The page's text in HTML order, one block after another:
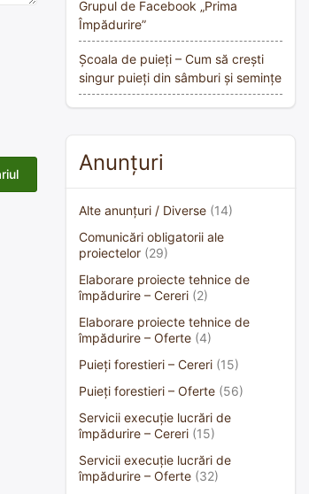
Grupul de Facebook „Prima
Împădurire”
Școala de puieți – Cum să crești
singur puieți din sâmburi și semințe
Anunțuri
Alte anunțuri / Diverse (14)
Comunicări obligatorii ale
proiectelor (29)
Elaborare proiecte tehnice de
împădurire – Cereri (2)
Elaborare proiecte tehnice de
împădurire – Oferte (4)
Puieți forestieri – Cereri (15)
Puieți forestieri – Oferte (56)
Servicii execuție lucrări de
împădurire – Cereri (15)
Servicii execuție lucrări de
împădurire – Oferte (32)